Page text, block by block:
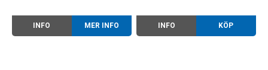
INFO MER INFO INFO KÖP